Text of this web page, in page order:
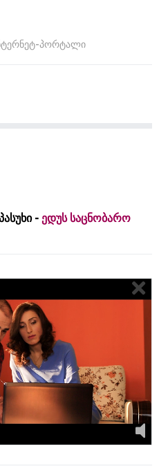
პორტალი
- ედუს საცნობარო